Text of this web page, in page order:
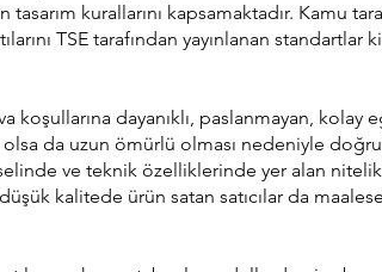
kurallarını kapsamaktadır. Kamu
TSE tarafından yayınlanan standartlar
dayanıklı, paslanmayan, kolay
da uzun ömürlü olması nedeniyle
ve teknik özelliklerinde yer alan
kalitede ürün satan satıcılar da